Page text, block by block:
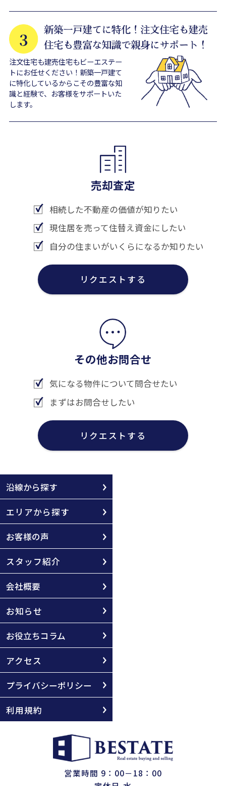
注文住宅も建売住宅もビーエステー
トにお任せください！新築一戸建て
に特化しているからこその豊富な知
識と経験で、お客様をサポートいた
します。
売却査定
相続した不動産の価値が知りたい
現住居を売って住替え資金にしたい
自分の住まいがいくらになるか知りたい
リクエストする
その他お問合せ
気になる物件について問合せたい
まずはお問合せしたい
リクエストする
沿線から探す
エリアから探す
お客様の声
スタッフ紹介
会社概要
お知らせ
お役立ちコラム
アクセス
プライバシーポリシー
利用規約
営業時間 9：00－18：00